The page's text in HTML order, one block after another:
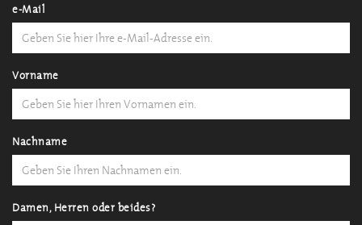
e-Mail
Vorname
Nachname
Damen, Herren oder beides?